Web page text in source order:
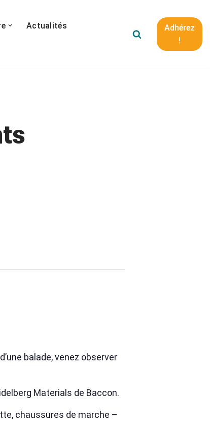
Actualités
Adhérez
!
balade, venez observer
Materials de Baccon.
chaussures de marche –